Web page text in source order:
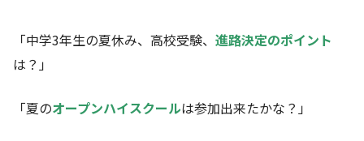
「中学3年生の夏休み、高校受験、 進路決定のポイント
は？」
「夏のオープンハイスクールは参加出来たかな？」